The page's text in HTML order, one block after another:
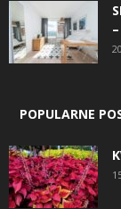
POPULARNE